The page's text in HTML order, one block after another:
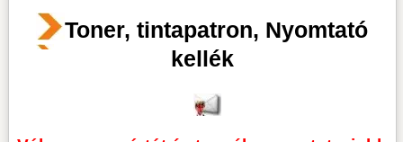
Toner, tintapatron, Nyomtató
kellék